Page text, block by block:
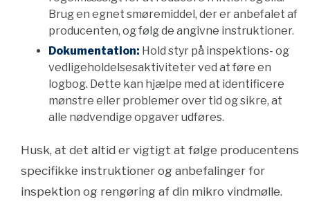
Brug en egnet smøremiddel, der er anbefalet af
producenten, og følg de angivne instruktioner.
Dokumentation: Hold styr på inspektions- og
vedligeholdelsesaktiviteter ved at føre en
logbog. Dette kan hjælpe med at identificere
mønstre eller problemer over tid og sikre, at
alle nødvendige opgaver udføres.
Husk, at det altid er vigtigt at følge producentens
specifikke instruktioner og anbefalinger for
inspektion og rengøring af din mikro vindmølle.